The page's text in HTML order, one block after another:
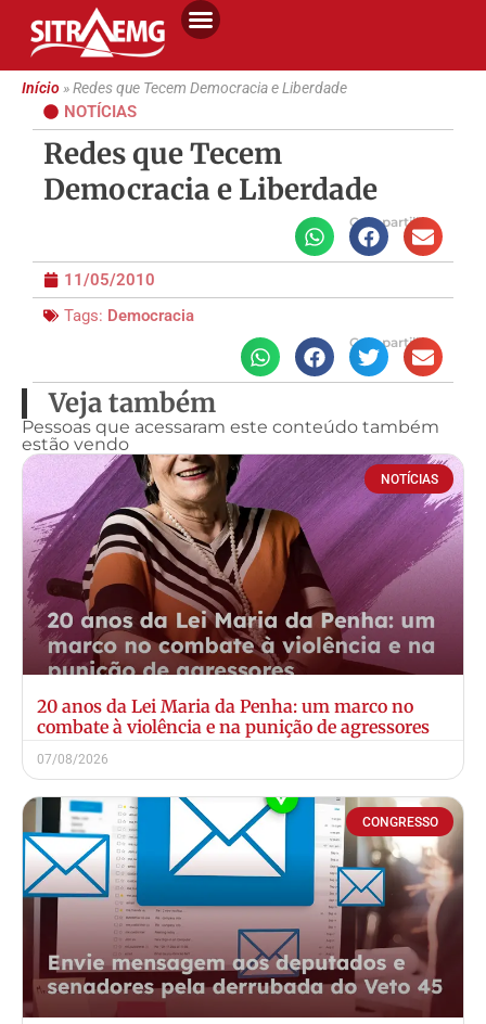
Início»Redes que Tecem Democracia e Liberdade
NOTÍCIAS
Redes que Tecem
Democracia e Liberdade
Compartilhe
11/05/2010
Tags: Democracia
Compartilhe
Veja também
Pessoas que acessaram este conteúdo também
estão vendo
NOTÍCIAS
20 anos da Lei Maria da Penha: um marco no
combate à violência e na punição de agressores
07/08/2026
CONGRESSO